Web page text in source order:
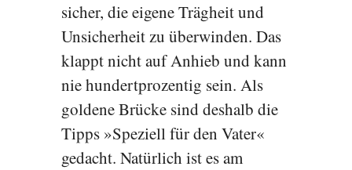
sicher, die eigene Trägheit und
Unsicherheit zu überwinden. Das
klappt nicht auf Anhieb und kann
nie hundertprozentig sein. Als
goldene Brücke sind deshalb die
Tipps »Speziell für den Vater«
gedacht. Natürlich ist es am